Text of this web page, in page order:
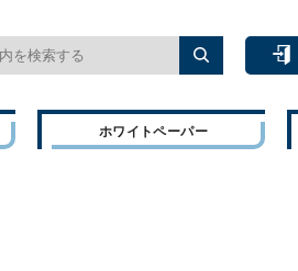
ホワイトペーパー